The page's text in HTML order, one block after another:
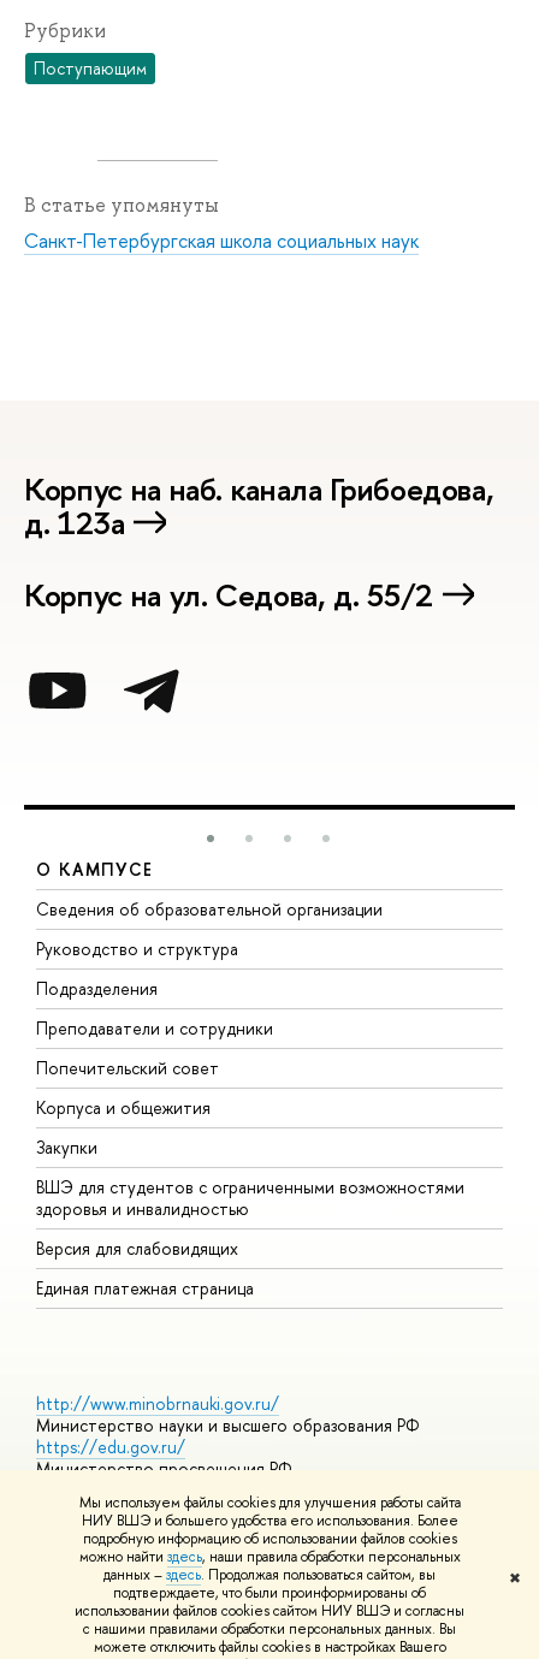
Мы используем файлы cookies для улучшения работы сайта
НИУ ВШЭ и большего удобства его использования. Более
подробную информацию об использовании файлов cookies
можно найти здесь, наши правила обработки персональных
данных –здесь. Продолжая пользоваться сайтом, вы
подтверждаете, что были проинформированы об
использовании файлов cookies сайтом НИУ ВШЭ и согласны
с нашими правилами обработки персональных данных. Вы
можете отключить файлы cookies в настройках Вашего
✖
Рубрики
Поступающим
В статье упомянуты
Санкт-Петербургская школа социальных наук
Корпус на наб. канала Грибоедова,
д. 123а
Корпус на ул. Седова, д. 55/2
О КАМПУСЕ
Сведения об образовательной организации
Руководство и структура
Подразделения
Преподаватели и сотрудники
Попечительский совет
Корпуса и общежития
Закупки
ВШЭ для студентов с ограниченными возможностями
здоровья и инвалидностью
Версия для слабовидящих
Единая платежная страница
http://www.minobrnauki.gov.ru/
Министерство науки и высшего образования РФ
https://edu.gov.ru/
Министерство просвещения РФ
https://elearning.hse.ru/mooc
Массовые открытые онлайн-курсы
© НИУ ВШЭ 1993–2026 Адреса и контактыУсловия
использования материалов Политика конфиденциальности
Шрифты HSE Sans и HSE Slab разработаны вШколе дизайна НИУ